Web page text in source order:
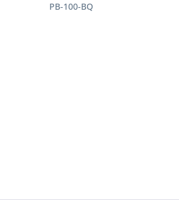
PB-100-BQ